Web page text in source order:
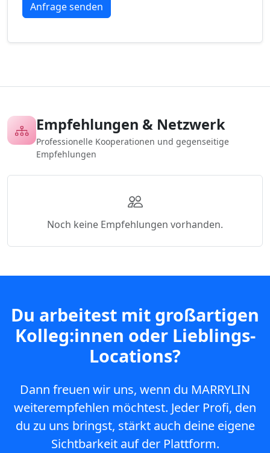
Empfehlungen & Netzwerk
Professionelle Kooperationen und gegenseitige
Empfehlungen
Noch keine Empfehlungen vorhanden.
Du arbeitest mit großartigen
Kolleg:innen oder Lieblings-
Locations?
Dann freuen wir uns, wenn du MARRYLIN
weiterempfehlen möchtest. Jeder Profi, den
du zu uns bringst, stärkt auch deine eigene
Sichtbarkeit auf der Plattform.